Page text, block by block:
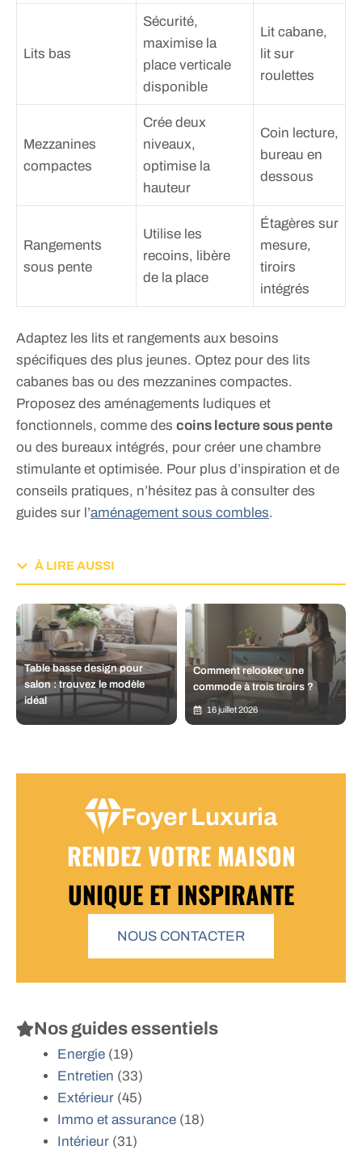
Lits bas
Sécurité,
maximise la
place verticale
disponible
Lit cabane,
lit sur
roulettes
Mezzanines
compactes
Crée deux
niveaux,
optimise la
hauteur
Coin lecture,
bureau en
dessous
Rangements
sous pente
Utilise les
recoins, libère
de la place
Étagères sur
mesure,
tiroirs
intégrés
Adaptez les lits et rangements aux besoins
spécifiques des plus jeunes. Optez pour des lits
cabanes bas ou des mezzanines compactes.
Proposez des aménagements ludiques et
fonctionnels, comme des coins lecture sous pente
ou des bureaux intégrés, pour créer une chambre
stimulante et optimisée. Pour plus d’inspiration et de
conseils pratiques, n’hésitez pas à consulter des
guides sur l’aménagement sous combles.
À LIRE AUSSI
Table basse design pour
salon : trouvez le modèle
idéal
Comment relooker une
commode à trois tiroirs ?
16 juillet 2026
Foyer Luxuria
RENDEZ VOTRE MAISON
UNIQUE ET INSPIRANTE
NOUS CONTACTER
Nos guides essentiels
Energie (19)
Entretien (33)
Extérieur (45)
Immo et assurance (18)
Intérieur (31)